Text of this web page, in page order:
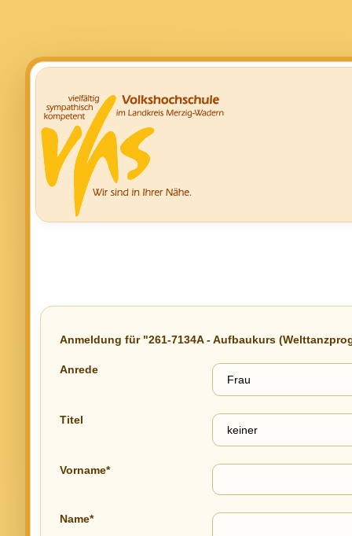
Anmeldung für "261-7134A - Aufbaukurs
Anrede
Titel
Vorname*
Name*